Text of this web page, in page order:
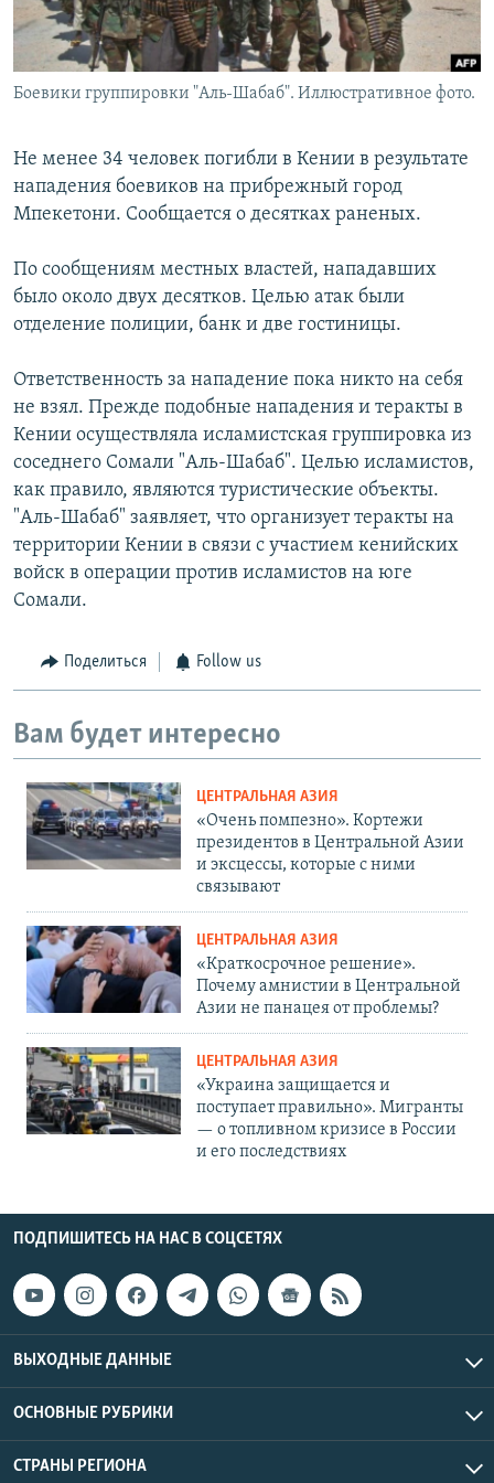
Боевики группировки "Аль-Шабаб". Иллюстративное фото.
Не менее 34 человек погибли в Кении в результате
нападения боевиков на прибрежный город
Мпекетони. Сообщается о десятках раненых.
По сообщениям местных властей, нападавших
было около двух десятков. Целью атак были
отделение полиции, банк и две гостиницы.
Ответственность за нападение пока никто на себя
не взял. Прежде подобные нападения и теракты в
Кении осуществляла исламистская группировка из
соседнего Сомали "Аль-Шабаб". Целью исламистов,
как правило, являются туристические объекты.
"Аль-Шабаб" заявляет, что организует теракты на
территории Кении в связи с участием кенийских
войск в операции против исламистов на юге
Сомали.
Поделиться Follow us
Вам будет интересно
ЦЕНТРАЛЬНАЯ АЗИЯ
«Очень помпезно». Кортежи
президентов в Центральной Азии
и эксцессы, которые с ними
связывают
ЦЕНТРАЛЬНАЯ АЗИЯ
«Краткосрочное решение».
Почему амнистии в Центральной
Азии не панацея от проблемы?
ЦЕНТРАЛЬНАЯ АЗИЯ
«Украина защищается и
поступает правильно». Мигранты
— о топливном кризисе в России
и его последствиях
ПОДПИШИТЕСЬ НА НАС В СОЦСЕТЯХ
ВЫХОДНЫЕ ДАННЫЕ
ОСНОВНЫЕ РУБРИКИ
СТРАНЫ РЕГИОНА